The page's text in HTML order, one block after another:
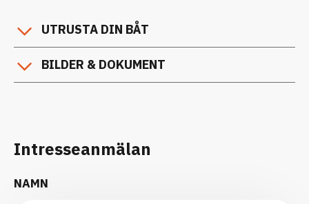
UTRUSTA DIN BÅT
BILDER & DOKUMENT
Intresseanmälan
NAMN